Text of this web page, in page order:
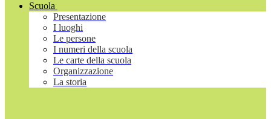
Scuola
Presentazione
I luoghi
Le persone
I numeri della scuola
Le carte della scuola
Organizzazione
La storia